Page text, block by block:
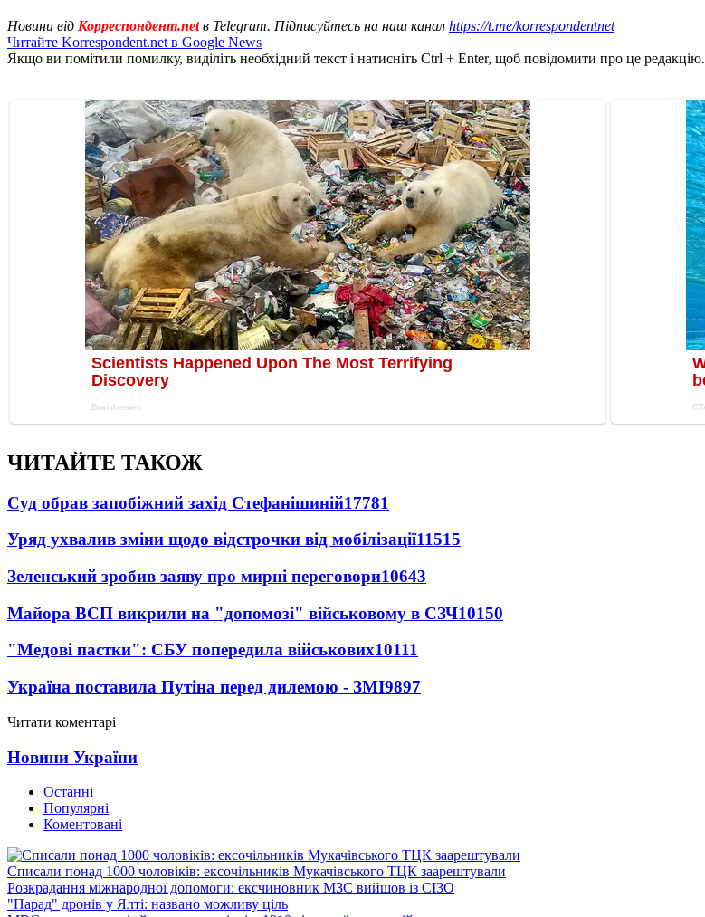
Новини від Корреспондент.netв Telegram. Підписуйтесь на наш канал https://t.me/korrespondentnet
Читайте Korrespondent.net в Google News
Якщо ви помітили помилку, виділіть необхідний текст і натисніть Ctrl + Enter, щоб повідомити про це редакцію.
ЧИТАЙТЕ ТАКОЖ
Суд обрав запобіжний захід Стефанішиній17781
Уряд ухвалив зміни щодо відстрочки від мобілізації11515
Зеленський зробив заяву про мирні переговори10643
Майора ВСП викрили на "допомозі" військовому в СЗЧ10150
"Медові пастки": СБУ попередила військових10111
Україна поставила Путіна перед дилемою - ЗМІ9897
Читати коментарі
Новини України
Останні
Популярні
Коментовані
Списали понад 1000 чоловіків: ексочільників Мукачівського ТЦК заарештували
Розкрадання міжнародної допомоги: ексчиновник МЗС вийшов із СІЗО
"Парад" дронів у Ялті: названо можливу ціль